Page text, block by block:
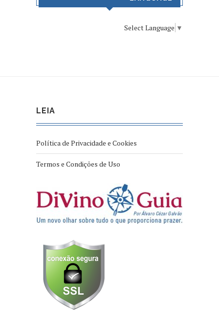
Select Language ▼
LEIA
Política de Privacidade e Cookies
Termos e Condições de Uso